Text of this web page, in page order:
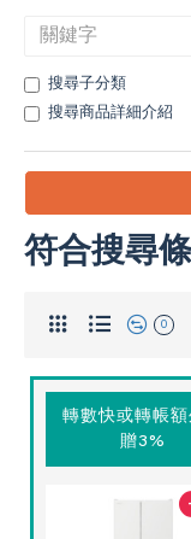
搜尋子分類
搜尋商品詳細介紹
符合搜尋
0
轉數快或轉帳額
贈3%